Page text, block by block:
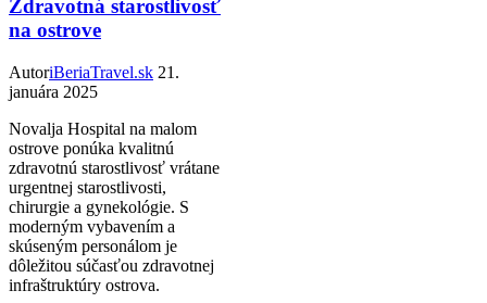
Zdravotná starostlivosť
na ostrove
AutoriBeriaTravel.sk 21.
januára 2025
Novalja Hospital na malom
ostrove ponúka kvalitnú
zdravotnú starostlivosť vrátane
urgentnej starostlivosti,
chirurgie a gynekológie. S
moderným vybavením a
skúseným personálom je
dôležitou súčasťou zdravotnej
infraštruktúry ostrova.